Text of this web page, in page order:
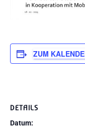
ZUM
DETAILS
Datum: